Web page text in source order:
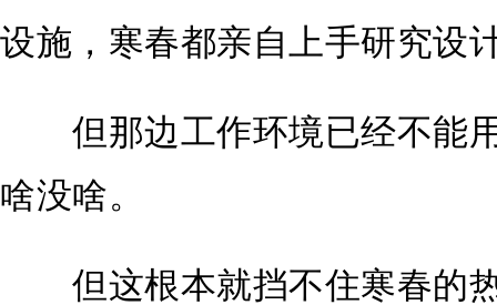
设施，寒春都亲自上手研究设
但那边工作环境已经不能
啥没啥。
但这根本就挡不住寒春的